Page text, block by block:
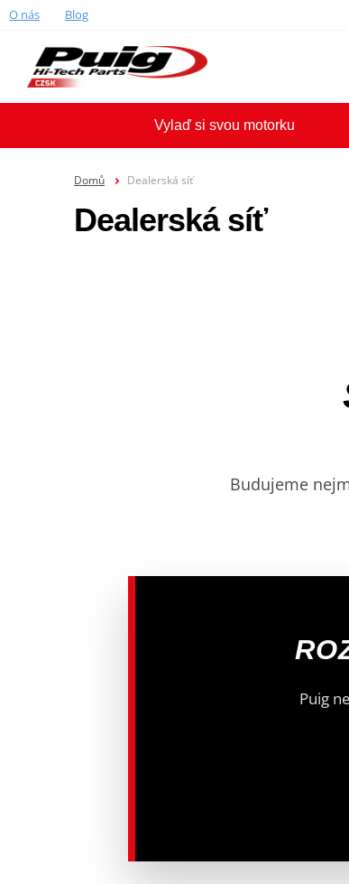
O nás Blog
Vylaď si svou motorku
Domů Dealerská síť
Dealerská síť
Budujeme
Puig